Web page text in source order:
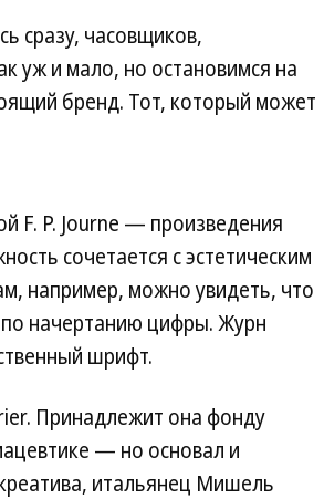
сразу, часовщиков,
уж и мало, но остановимся на
бренд. Тот, который может
F. P. Journe — произведения
сочетается с эстетическим
например, можно увидеть, что
начертанию цифры. Журн
шрифт.
Принадлежит она фонду
— но основал и
итальянец Мишель